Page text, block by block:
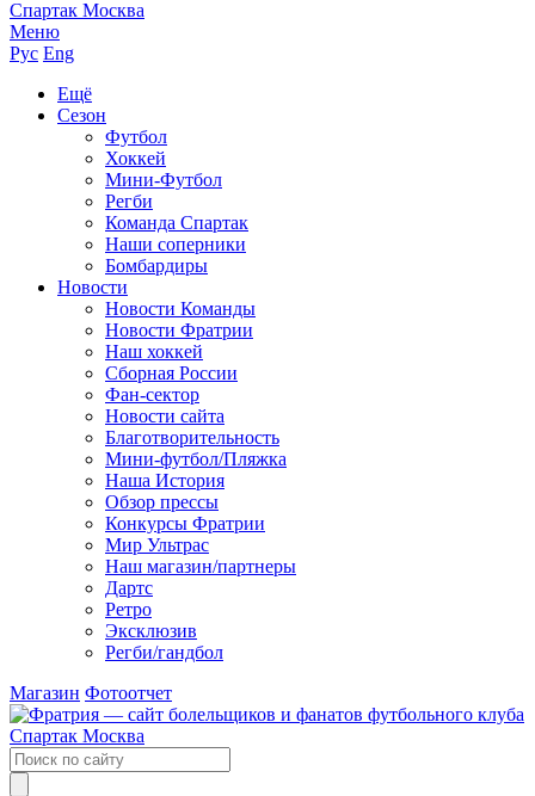
Меню
Рус Eng
Ещё
Сезон
Футбол
Хоккей
Мини-Футбол
Регби
Команда Спартак
Наши соперники
Бомбардиры
Новости
Новости Команды
Новости Фратрии
Наш хоккей
Сборная России
Фан-cектор
Новости сайта
Благотворительность
Мини-футбол/Пляжка
Наша История
Обзор прессы
Конкурсы Фратрии
Мир Ультрас
Наш магазин/партнеры
Дартс
Ретро
Эксклюзив
Регби/гандбол
Магазин Фотоотчет